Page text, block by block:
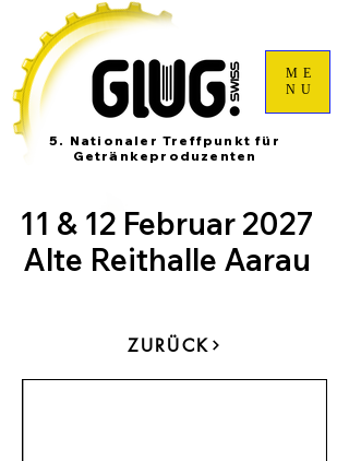
ME
NU
11 & 12 Februar 2027
Alte Reithalle Aarau
5. Nationaler Treffpunkt für
Getränkeproduzenten
ZURÜCK